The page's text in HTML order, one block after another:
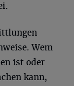
Wem
ist oder
kann,